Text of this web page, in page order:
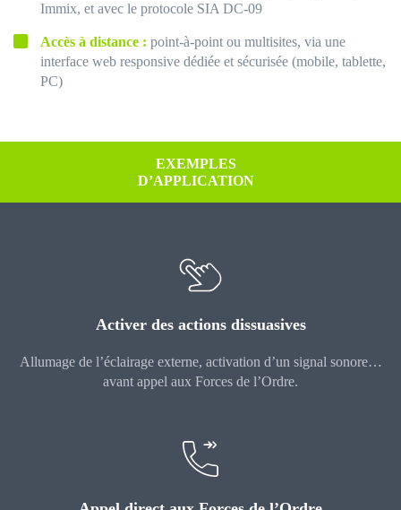
Immix, et avec le protocole SIA DC-09
Accès à distance : point-à-point ou multisites, via une
interface web responsive dédiée et sécurisée (mobile, tablette,
PC)
EXEMPLES
D’APPLICATION
Activer des actions dissuasives
Allumage de l’éclairage externe, activation d’un signal sonore…
avant appel aux Forces de l’Ordre.